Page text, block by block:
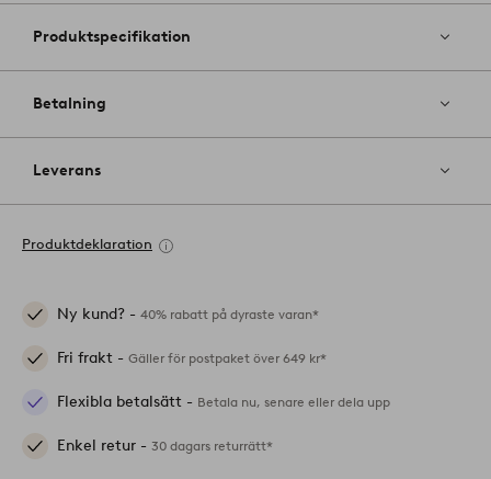
Produktspecifikation
Betalning
Leverans
Produktdeklaration
Ny kund? - 40% rabatt på dyraste varan*
Fri frakt - Gäller för postpaket över 649 kr*
Flexibla betalsätt - Betala nu, senare eller dela upp
Enkel retur - 30 dagars returrätt*